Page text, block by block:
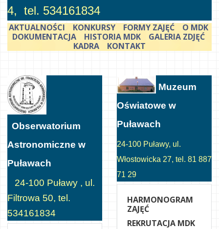
4, tel. 534161834
AKTUALNOŚCI KONKURSY FORMY ZAJĘĆ
O MDK
DOKUMENTACJA
HISTORIA MDK
GALERIA ZDJĘĆ
KADRA
KONTAKT
Obserwatorium
Astronomiczne w
Puławach
24-100 Puławy , ul.
Filtrowa 50, tel.
534161834
Muzeum
Oświatowe w
Puławach
24-100 Puławy, ul.
Włostowicka 27, tel. 81 887
71 29
HARMONOGRAM
ZAJĘĆ
REKRUTACJA MDK